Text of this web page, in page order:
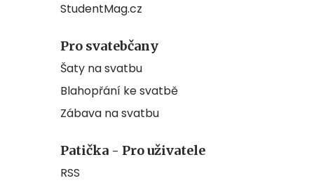
StudentMag.cz
Pro svatebčany
Šaty na svatbu
Blahopřání ke svatbě
Zábava na svatbu
Patička - Pro uživatele
RSS